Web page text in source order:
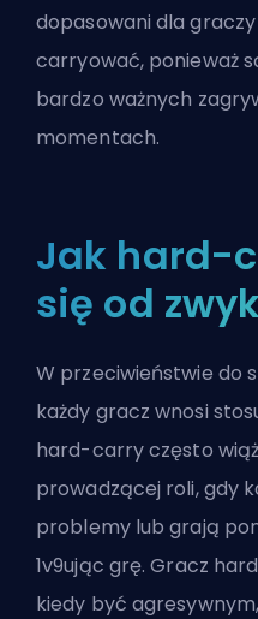
dopasowani dla
carryować, ponieważ
bardzo ważnych
momentach.
Jak hard-
się od
W przeciwieństwie do
każdy gracz wnosi
hard-carry często
prowadzącej roli, gdy
problemy lub grają
1v9ując grę. Gracz
kiedy być